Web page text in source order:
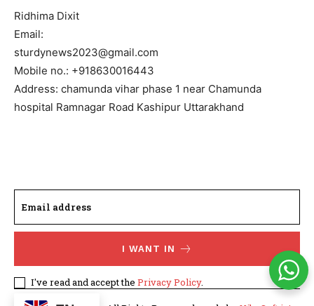
Ridhima Dixit
Email:
sturdynews2023@gmail.com
Mobile no.: +918630016443
Address: chamunda vihar phase 1 near Chamunda
hospital Ramnagar Road Kashipur Uttarakhand
I WANT IN
I've read and accept the Privacy Policy.